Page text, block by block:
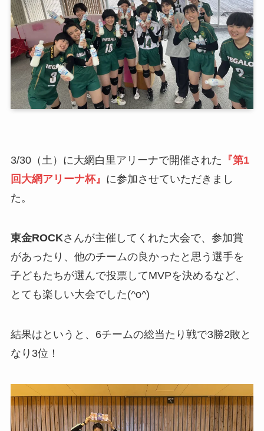
3/30（土）に大網白里アリーナで開催された 『第1
回大網アリーナ杯』 に参加させていただきまし
た。
東金ROCKさんが主催してくれた大会で、参加賞
があったり、他のチームの良かったと思う選手を
子どもたちが選んで投票してMVPを決めるなど、
とても楽しい大会でした(^o^)
結果はというと、6チームの総当たり戦で3勝2敗と
なり3位！